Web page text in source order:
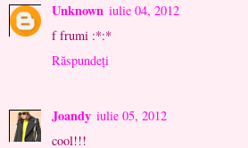
Unknown iulie 04, 2012
f frumi :*:*
Răspundeți
Joandy iulie 05, 2012
cool!!!